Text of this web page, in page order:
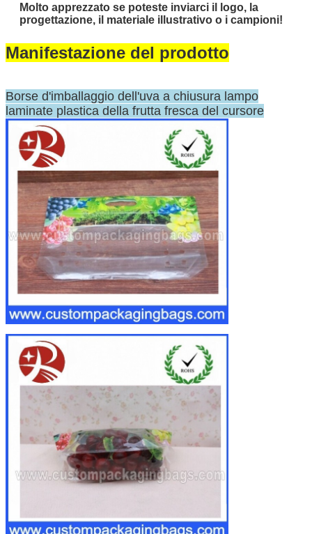
Molto apprezzato se poteste inviarci il logo, la
progettazione, il materiale illustrativo o i campioni!
Manifestazione del prodotto
Borse d'imballaggio dell'uva a chiusura lampo
laminate plastica della frutta fresca del cursore